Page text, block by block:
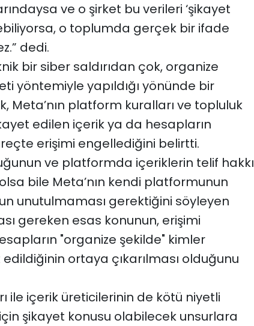
ve o şirket bu verileri ‘şikayet
o toplumda gerçek bir ifade
dedi.
bir siber saldırıdan çok, organize
yöntemiyle yapıldığı yönünde bir
Meta’nın platform kuralları ve topluluk
edilen içerik ya da hesapların
erişimi engellediğini belirtti.
ve platformda içeriklerin telif hakkı
bile Meta’nın kendi platformunun
unutulmaması gerektiğini söyleyen
gereken esas konunun, erişimi
"organize şekilde" kimler
ortaya çıkarılması olduğunu
ile içerik üreticilerinin de kötü niyetli
şikayet konusu olabilecek unsurlara